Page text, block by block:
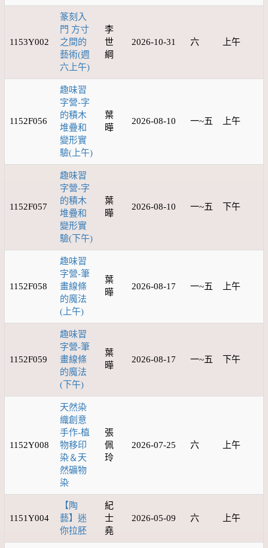
1153Y002
篆刻入
門 方寸
之間的
藝術(週
六上午)
李
世
綱
2026-10-31 六 上午
1152F056
趣味習
字營-字
的積木
堆疊和
變形實
驗(上午)
葉
曄
2026-08-10 一~五 上午
1152F057
趣味習
字營-字
的積木
堆疊和
變形實
驗(下午)
葉
曄
2026-08-10 一~五 下午
1152F058
趣味習
字營-筆
畫線條
的魔法
(上午)
葉
曄
2026-08-17 一~五 上午
1152F059
趣味習
字營-筆
畫線條
的魔法
(下午)
葉
曄
2026-08-17 一~五 下午
1152Y008
天然染
織創意
手作-植
物移印
染＆天
然礦物
染
張
佩
玲
2026-07-25 六 上午
1151Y004
【陶
藝】迷
你拉胚
紀
士
堯
2026-05-09 六 上午